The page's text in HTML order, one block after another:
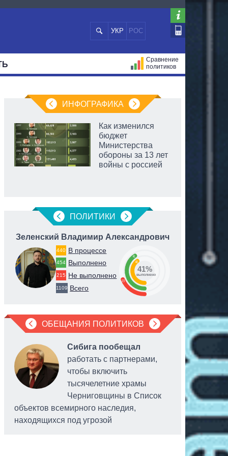
УКР РОС
Сравнение
политиков
ИНФОГРАФИКА
Как изменился
бюджет
Министерства
обороны за 13 лет
войны с россией
ПОЛИТИКИ
Зеленский Владимир Александрович
440 В процессе
454 Выполнено
215 Не выполнено
1109 Всего
19
41
40
41%
выполнено
ОБЕЩАНИЯ ПОЛИТИКОВ
Сибига пообещал
работать с партнерами,
чтобы включить
тысячелетние храмы
Черниговщины в Список
объектов всемирного наследия,
находящихся под угрозой
системы